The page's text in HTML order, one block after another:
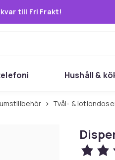
till Fri Frakt!
Hushåll &
Tvål- &